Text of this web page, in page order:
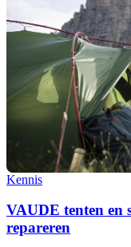
Kennis
VAUDE tenten en
repareren